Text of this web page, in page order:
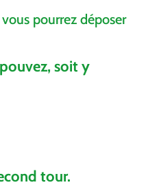
pourrez déposer
soit y
tour.